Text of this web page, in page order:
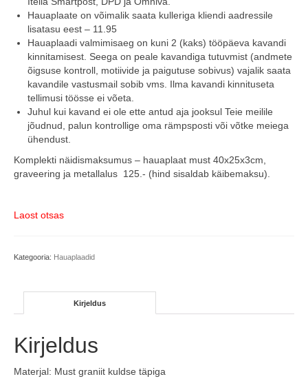
Hauaplaate on võimalik saata kulleriga kliendi aadressile
lisatasu eest – 11.95
Hauaplaadi valmimisaeg on kuni 2 (kaks) tööpäeva kavandi
kinnitamisest. Seega on peale kavandiga tutuvmist (andmete
õigsuse kontroll, motiivide ja paigutuse sobivus) vajalik saata
kavandile vastusmail sobib vms. Ilma kavandi kinnituseta
tellimusi töösse ei võeta.
Juhul kui kavand ei ole ette antud aja jooksul Teie meilile
jõudnud, palun kontrollige oma rämpsposti või võtke meiega
ühendust.
Komplekti näidismaksumus – hauaplaat must 40x25x3cm,
graveering ja metallalus 125.- (hind sisaldab käibemaksu).
Laost otsas
Kategooria: Hauaplaadid
Kirjeldus
Kirjeldus
Materjal: Must graniit kuldse täpiga